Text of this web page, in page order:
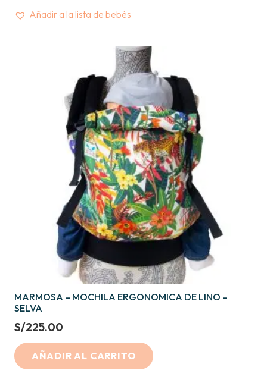
Añadir a la lista de bebés
MARMOSA – MOCHILA ERGONOMICA DE LINO –
SELVA
S/225.00
AÑADIR AL CARRITO